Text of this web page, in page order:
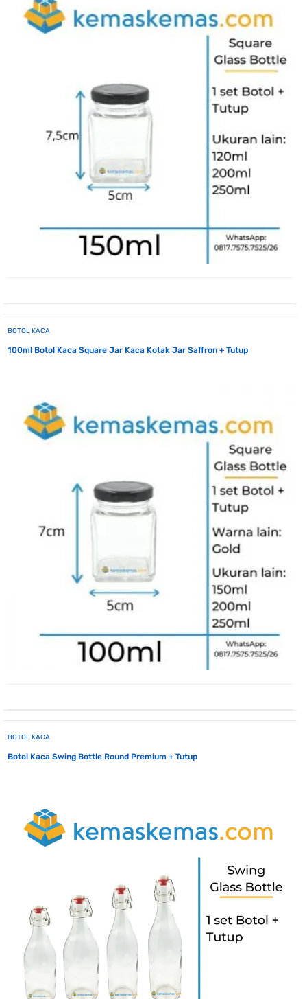
BOTOL KACA
100ml Botol Kaca Square Jar Kaca Kotak Jar Saffron + Tutup
BOTOL KACA
Botol Kaca Swing Bottle Round Premium + Tutup